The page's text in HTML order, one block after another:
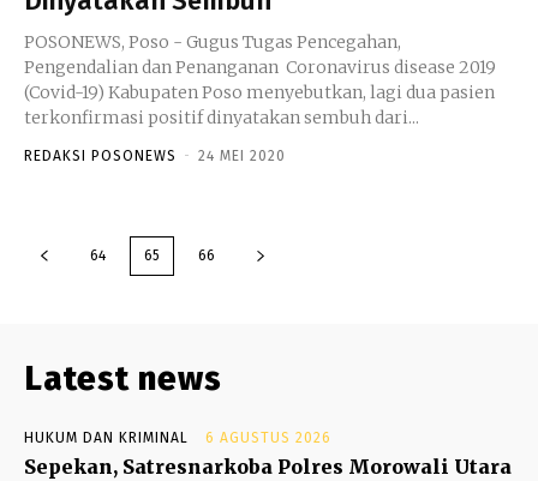
POSONEWS, Poso - Gugus Tugas Pencegahan,
Pengendalian dan Penanganan Coronavirus disease 2019
(Covid-19) Kabupaten Poso menyebutkan, lagi dua pasien
terkonfirmasi positif dinyatakan sembuh dari...
REDAKSI POSONEWS - 24 MEI 2020
64 65 66
Latest news
HUKUM DAN KRIMINAL 6 AGUSTUS 2026
Sepekan, Satresnarkoba Polres Morowali Utara